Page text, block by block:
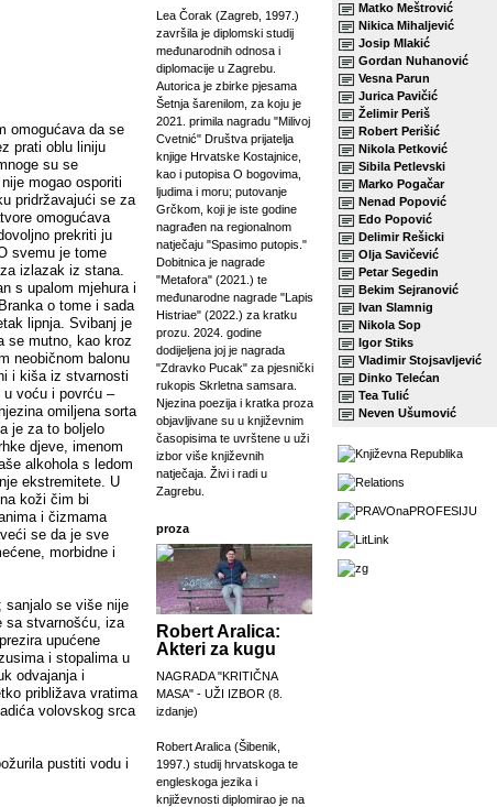
omogućava da se
prati oblu liniju
su se
mogao osporiti
pridržavajući se za
omogućava
prekriti ju
svemu je tome
izlazak iz stana.
s upalom mjehura i
o tome i sada
lipnja. Svibanj je
se mutno, kao kroz
neobičnom balonu
i kiša iz stvarnosti
voću i povrću –
omiljena sorta
je za to boljelo
djeve, imenom
alkohola s ledom
ekstremitete. U
koži čim bi
i čizmama
se da je sve
morbidne i
sanjalo se više nije
sa stvarnošću, iza
upućene
i stopalima u
odvajanja i
približava vratima
volovskog srca
pustiti vodu i
Lea Čorak (Zagreb, 1997.)
završila je diplomski studij
međunarodnih odnosa i
diplomacije u Zagrebu.
Autorica je zbirke pjesama
Šetnja šarenilom, za koju je
2021. primila nagradu "Milivoj
Cvetnić" Društva prijatelja
knjige Hrvatske Kostajnice,
kao i putopisa O bogovima,
ljudima i moru; putovanje
Grčkom, koji je iste godine
nagrađen na regionalnom
natječaju "Spasimo putopis."
Dobitnica je nagrade
"Metafora" (2021.) te
međunarodne nagrade "Lapis
Histriae" (2022.) za kratku
prozu. 2024. godine
dodijeljena joj je nagrada
"Zdravko Pucak" za pjesnički
rukopis Skrletna samsara.
Njezina poezija i kratka proza
objavljivane su u književnim
časopisima te uvrštene u uži
izbor više književnih
natječaja. Živi i radi u
Zagrebu.
proza
Robert Aralica:
Akteri za kugu
NAGRADA "KRITIČNA
MASA" - UŽI IZBOR (8.
izdanje)
Robert Aralica (Šibenik,
1997.) studij hrvatskoga te
engleskoga jezika i
književnosti diplomirao je na
Matko Meštrović
Nikica Mihaljević
Josip Mlakić
Gordan Nuhanović
Vesna Parun
Jurica Pavičić
Želimir Periš
Robert Perišić
Nikola Petković
Sibila Petlevski
Marko Pogačar
Nenad Popović
Edo Popović
Delimir Rešicki
Olja Savičević
Petar Segedin
Bekim Sejranović
Ivan Slamnig
Nikola Sop
Igor Stiks
Vladimir Stojsavljević
Dinko Telećan
Tea Tulić
Neven Ušumović